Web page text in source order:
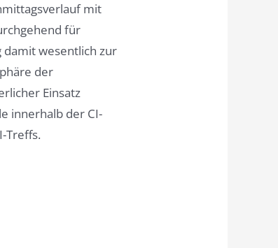
mit
für
damit wesentlich zur
der
Einsatz
innerhalb der CI-
Treffs.